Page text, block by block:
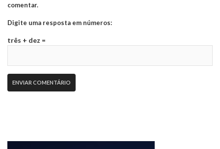
comentar.
Digite uma resposta em números:
três + dez =